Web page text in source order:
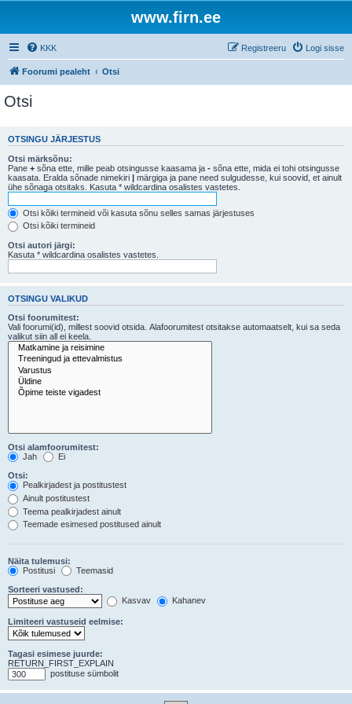
www.firn.ee
KKK Logi sisse
Registreeru
Foorumi pealeht Otsi
Otsi
OTSINGU JÄRJESTUS
Otsi märksõnu:
Pane + sõna ette, mille peab otsingusse kaasama ja - sõna ette, mida ei tohi otsingusse
kaasata. Eralda sõnade nimekiri | märgiga ja pane need sulgudesse, kui soovid, et ainult
ühe sõnaga otsitaks. Kasuta * wildcardina osalistes vastetes.
Otsi kõiki termineid või kasuta sõnu selles samas järjestuses
Otsi kõiki termineid
Otsi autori järgi:
Kasuta * wildcardina osalistes vastetes.
OTSINGU VALIKUD
Otsi foorumitest:
Vali foorumi(id), millest soovid otsida. Alafoorumitest otsitakse automaatselt, kui sa seda
valikut siin all ei keela.
Otsi alamfoorumitest:
Jah
Ei
Otsi:
Pealkirjadest ja postitustest
Ainult postitustest
Teema pealkirjadest ainult
Teemade esimesed postitused ainult
Näita tulemusi:
Postitusi
Teemasid
Sorteeri vastused:
Kasvav
Kahanev
Limiteeri vastuseid eelmise:
Tagasi esimese juurde:
RETURN_FIRST_EXPLAIN
postituse sümbolit